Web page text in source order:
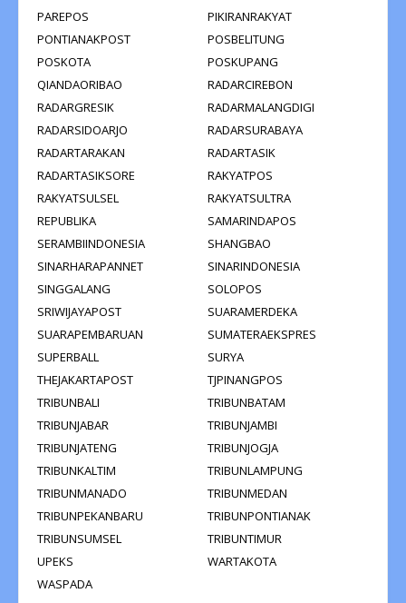
PAREPOS
PIKIRANRAKYAT
PONTIANAKPOST
POSBELITUNG
POSKOTA
POSKUPANG
QIANDAORIBAO
RADARCIREBON
RADARGRESIK
RADARMALANGDIGI
RADARSIDOARJO
RADARSURABAYA
RADARTARAKAN
RADARTASIK
RADARTASIKSORE
RAKYATPOS
RAKYATSULSEL
RAKYATSULTRA
REPUBLIKA
SAMARINDAPOS
SERAMBIINDONESIA
SHANGBAO
SINARHARAPANNET
SINARINDONESIA
SINGGALANG
SOLOPOS
SRIWIJAYAPOST
SUARAMERDEKA
SUARAPEMBARUAN
SUMATERAEKSPRES
SUPERBALL
SURYA
THEJAKARTAPOST
TJPINANGPOS
TRIBUNBALI
TRIBUNBATAM
TRIBUNJABAR
TRIBUNJAMBI
TRIBUNJATENG
TRIBUNJOGJA
TRIBUNKALTIM
TRIBUNLAMPUNG
TRIBUNMANADO
TRIBUNMEDAN
TRIBUNPEKANBARU
TRIBUNPONTIANAK
TRIBUNSUMSEL
TRIBUNTIMUR
UPEKS
WARTAKOTA
WASPADA